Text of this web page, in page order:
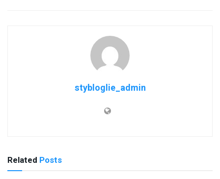
stybloglie_admin
Related Posts